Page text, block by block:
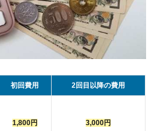
初回費用 2回目以降の費用
1,800円 3,000円